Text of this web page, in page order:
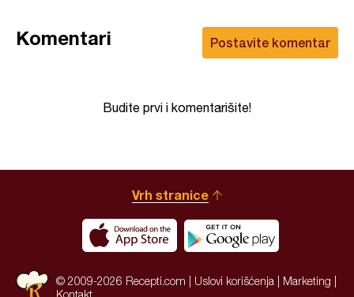
Postavite komentar
Komentari
Budite prvi i komentarišite!
Vrh stranice
© 2009-2026 Recepti.com | Uslovi korišćenja Marketing
Kontakt